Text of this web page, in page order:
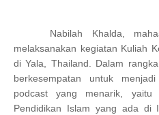
Nabilah Khalda,
melaksanakan kegiatan Kuliah
di Yala, Thailand. Dalam
berkesempatan untuk
podcast yang menarik, yaitu
Pendidikan Islam yang ada di